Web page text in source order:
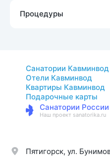
Процедуры
Санатории Кавминвод
Отели Кавминвод
Квартиры Кавминвод
Подарочные карты
Санатории России
Наш проект sanatorika.ru
Пятигорск, ул.